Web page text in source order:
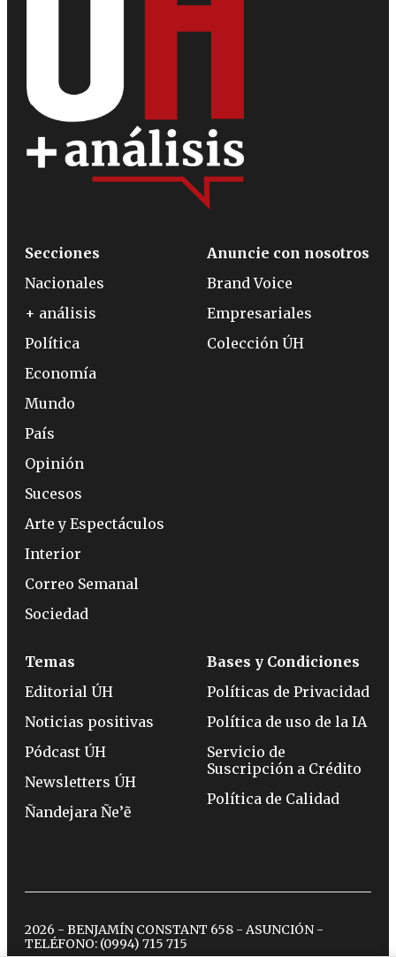
Secciones
Nacionales
+ análisis
Política
Economía
Mundo
País
Opinión
Sucesos
Arte y Espectáculos
Interior
Correo Semanal
Sociedad
Anuncie con nosotros
Brand Voice
Empresariales
Colección ÚH
Temas
Editorial ÚH
Noticias positivas
Pódcast ÚH
Newsletters ÚH
Ñandejara Ñe’ẽ
Bases y Condiciones
Políticas de Privacidad
Política de uso de la IA
Servicio de
Suscripción a Crédito
Política de Calidad
2026 - BENJAMÍN CONSTANT 658 - ASUNCIÓN -
TELÉFONO: (0994) 715 715